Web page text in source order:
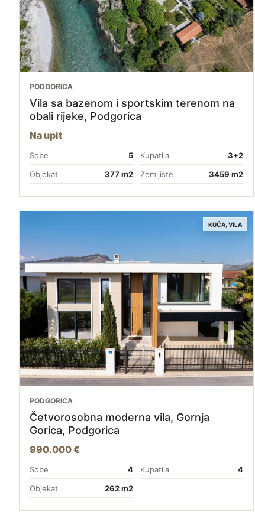
PODGORICA
Vila sa bazenom i sportskim terenom na
obali rijeke, Podgorica
Na upit
Sobe 5 Kupatila
3+2
Objekat
377 m2 Zemljište 3459 m2
KUĆA, VILA
PODGORICA
Četvorosobna moderna vila, Gornja
Gorica, Podgorica
990.000 €
Sobe 4 Kupatila
4
Objekat
262 m2